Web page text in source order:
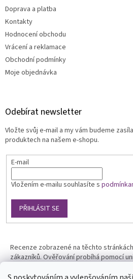
Doprava a platba
Kontakty
Hodnocení obchodu
Vrácení a reklamace
Obchodní podmínky
Moje objednávka
Odebírat newsletter
Vložte svůj e-mail a my vám budeme
produktech na našem e-shopu.
E-mail
Vložením e-mailu souhlasíte s
PŘIHLÁSIT SE
Recenze zobrazené na těchto
zákazníků. Ověřování probíhá pomocí